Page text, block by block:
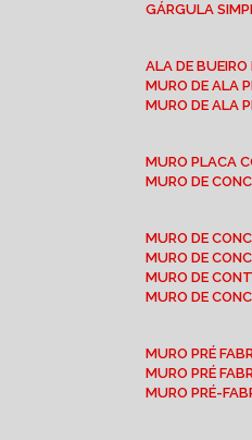
GÁRGULA
ALA DE
MURO DE ALA
MURO DE
MURO PLACA
MURO DE
MURO DE
MURO DE
MURO DE
MURO DE
MURO PRÉ
MURO PRÉ
MURO PRÉ-